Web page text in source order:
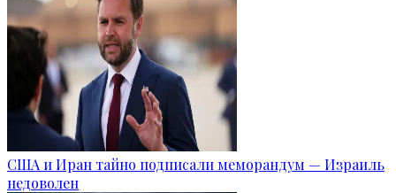
США и Иран тайно подписали меморандум — Израиль
недоволен